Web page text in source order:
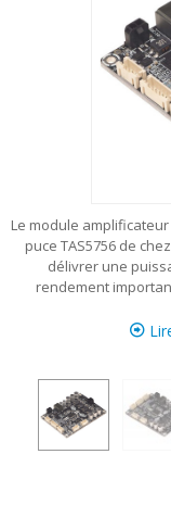
Le module amplificateur
puce TAS5756 de
délivrer une
rendement